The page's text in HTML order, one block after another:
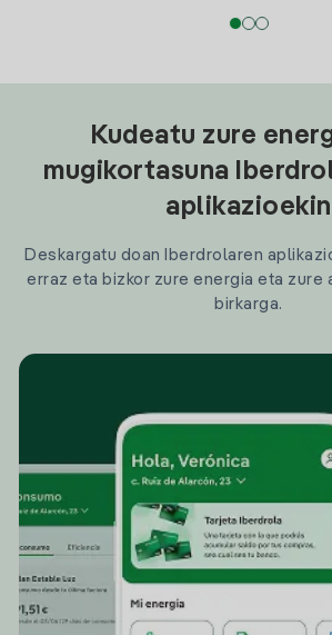
Kudeatu zure
mugikortasuna
aplikazioekin
Deskargatu doan Iberdrolaren
erraz eta bizkor zure energia eta zure
birkarga.